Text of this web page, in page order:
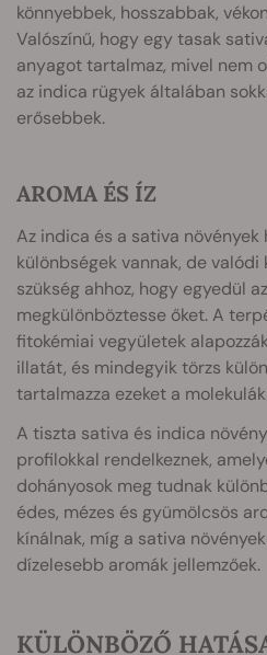
könnyebbek, hosszabbak,
Valószínű, hogy egy tasak
anyagot tartalmaz, mivel nem
az indica rügyek általában
erősebbek.
AROMA ÉS ÍZ
Az indica és a sativa
különbségek vannak, de valódi
szükség ahhoz, hogy egyedül
megkülönböztesse őket. A
fitokémiai vegyületek
illatát, és mindegyik törzs
tartalmazza ezeket a
A tiszta sativa és indica
profilokkal rendelkeznek,
dohányosok meg tudnak
édes, mézes és gyümölcsös
kínálnak, míg a sativa
dízelesebb aromák jellemzőek.
KÜLÖNBÖZŐ